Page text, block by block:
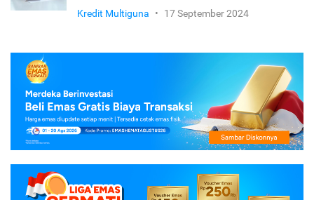
Kredit Multiguna • 17 September 2024